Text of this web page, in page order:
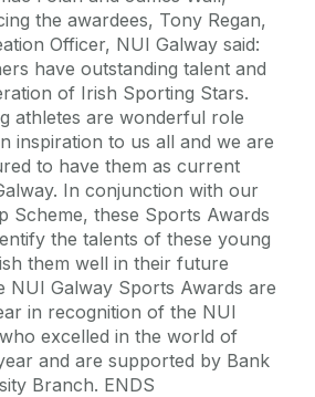
the awardees, Tony Regan,
Officer, NUI Galway said:
have outstanding talent and
of Irish Sporting Stars.
athletes are wonderful role
inspiration to us all and we are
to have them as current
In conjunction with our
Scheme, these Sports Awards
the talents of these young
them well in their future
NUI Galway Sports Awards are
in recognition of the NUI
excelled in the world of
and are supported by Bank
Branch. ENDS